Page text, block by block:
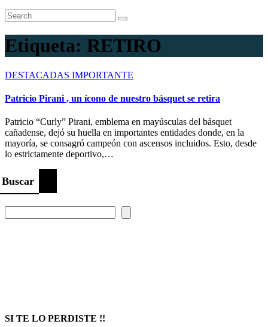
Etiqueta: RETIRO
DESTACADAS IMPORTANTE
Patricio Pirani , un ícono de nuestro básquet se retira
Patricio “Curly” Pirani, emblema en mayúsculas del básquet
cañadense, dejó su huella en importantes entidades donde, en la
mayoría, se consagró campeón con ascensos incluidos. Esto, desde
lo estrictamente deportivo,…
Buscar
SI TE LO PERDISTE !!